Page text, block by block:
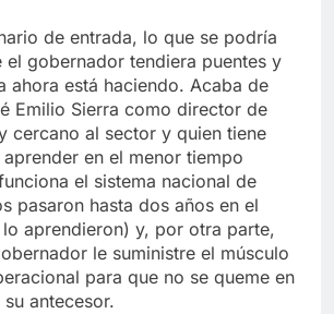
de entrada, lo que se podría
el gobernador tendiera puentes y
ahora está haciendo. Acaba de
Emilio Sierra como director de
cercano al sector y quien tiene
en el menor tiempo
el sistema nacional de
pasaron hasta dos años en el
aprendieron) y, por otra parte,
le suministre el músculo
para que no se queme en
antecesor.